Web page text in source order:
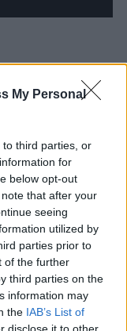
My Personal
third parties, or
for
below opt-out
that after your
seeing
utilized by
parties prior to
of the further
third parties on the
information may
the IAB’s List of
Durán /
Modista
Bajo
(Entre